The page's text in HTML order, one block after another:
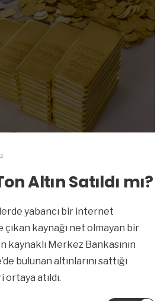
Altın Satıldı mı?
yabancı bir internet
çıkan kaynağı net olmayan bir
kaynaklı Merkez Bankasının
bulunan altınlarını sattığı
atıldı.